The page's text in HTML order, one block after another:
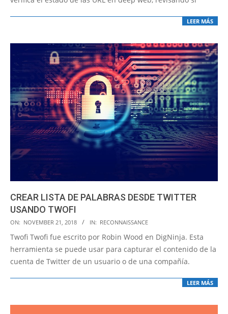
LEER MÁS
CREAR LISTA DE PALABRAS DESDE TWITTER
USANDO TWOFI
2018-
11-
21
ON: NOVEMBER 21, 2018 IN: RECONNAISSANCE
Twofi Twofi fue escrito por Robin Wood en DigNinja. Esta
herramienta se puede usar para capturar el contenido de la
cuenta de Twitter de un usuario o de una compañía.
LEER MÁS